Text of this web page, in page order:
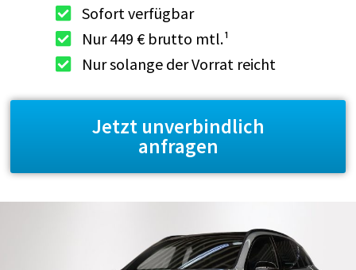
Sofort verfügbar
Nur 449 € brutto mtl.¹
Nur solange der Vorrat reicht
Jetzt unverbindlich
anfragen